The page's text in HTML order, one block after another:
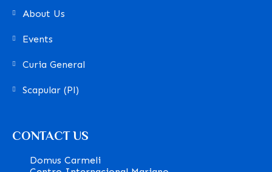
About Us
Events
Curia General
Scapular (Pl)
CONTACT US
Domus Carmeli